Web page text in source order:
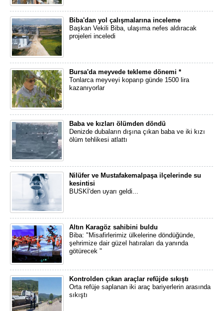
Biba'dan yol çalışmalarına inceleme
Başkan Vekili Biba, ulaşıma nefes aldıracak
projeleri inceledi
Bursa'da meyvede tekleme dönemi *
Tonlarca meyveyi koparıp günde 1500 lira
kazanıyorlar
Baba ve kızları ölümden döndü
Denizde dubaların dışına çıkan baba ve iki kızı
ölüm tehlikesi atlattı
Nilüfer ve Mustafakemalpaşa ilçelerinde su
kesintisi
BUSKİ'den uyarı geldi...
Altın Karagöz sahibini buldu
Biba: "Misafirlerimiz ülkelerine döndüğünde,
şehrimize dair güzel hatıraları da yanında
götürecek "
Kontrolden çıkan araçlar refüjde sıkıştı
Orta refüje saplanan iki araç bariyerlerin arasında
sıkıştı